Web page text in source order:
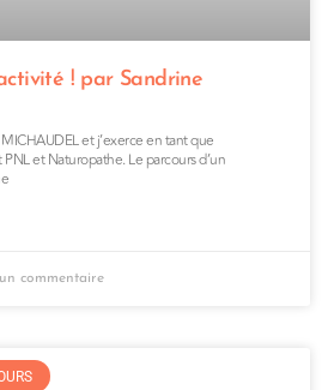
! par Sandrine
et j’exerce en tant que
et Naturopathe. Le parcours d’un
commentaire